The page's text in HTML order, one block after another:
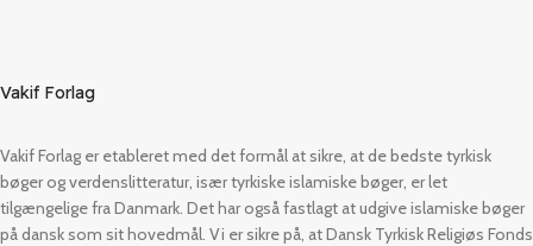
Vakif Forlag
Vakif Forlag er etableret med det formål at sikre, at de bedste tyrkisk
bøger og verdenslitteratur, især tyrkiske islamiske bøger, er let
tilgængelige fra Danmark. Det har også fastlagt at udgive islamiske bøger
på dansk som sit hovedmål. Vi er sikre på, at Dansk Tyrkisk Religiøs Fonds